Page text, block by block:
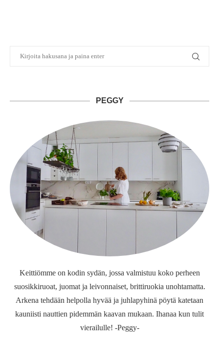
PEGGY
Keittiömme on kodin sydän, jossa valmistuu koko perheen
suosikkiruoat, juomat ja leivonnaiset, brittiruokia unohtamatta.
Arkena tehdään helpolla hyvää ja juhlapyhinä pöytä katetaan
kauniisti nauttien pidemmän kaavan mukaan. Ihanaa kun tulit
vierailulle! -Peggy-